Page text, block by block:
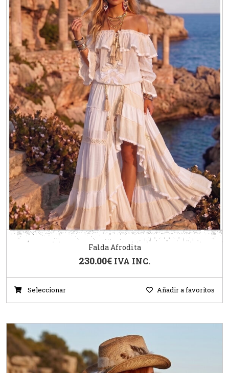
Falda Afrodita
230.00€ IVA INC.
Seleccionar Añadir a favoritos